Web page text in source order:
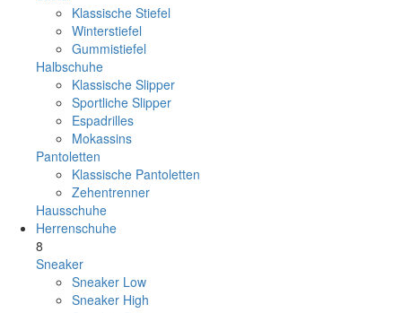
Klassische Stiefel
Winterstiefel
Gummistiefel
Halbschuhe
Klassische Slipper
Sportliche Slipper
Espadrilles
Mokassins
Pantoletten
Klassische Pantoletten
Zehentrenner
Hausschuhe
Herrenschuhe
8
Sneaker
Sneaker Low
Sneaker High